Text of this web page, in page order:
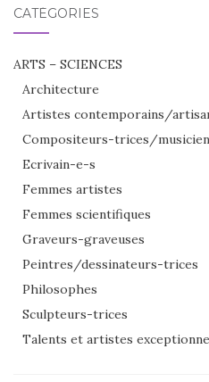
CATÉGORIES
ARTS – SCIENCES
Architecture
Artistes contemporains/
Compositeurs-trices/
Ecrivain-e-s
Femmes artistes
Femmes scientifiques
Graveurs-graveuses
Peintres/dessinateurs-trices
Philosophes
Sculpteurs-trices
Talents et artistes